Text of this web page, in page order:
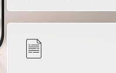
2-3 часа
от 2 500 ₽